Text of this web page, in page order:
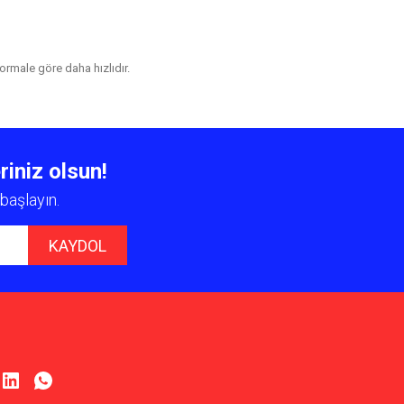
göre daha hızlıdır.
olsun!
KAYDOL